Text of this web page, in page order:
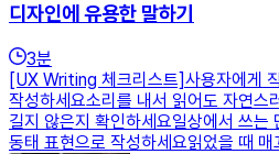
디자인에 유용한 말하기
3분
[UX Writing 체크리스트]사용자에게
작성하세요소리를 내서 읽어도 자연스
길지 않은지 확인하세요일상에서 쓰는
동태 표현으로 작성하세요읽었을 때